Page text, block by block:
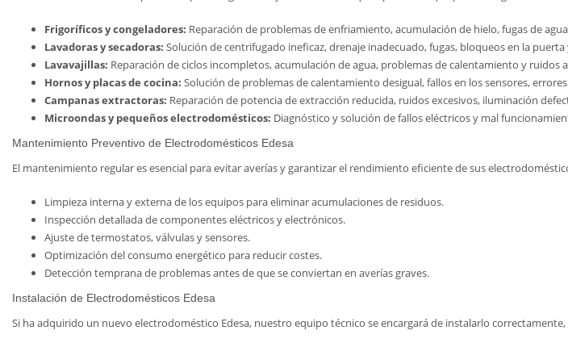
Frigoríficos y congeladores: Reparación de problemas de enfriamiento, acumulación de hielo, fugas de
Lavadoras y secadoras: Solución de centrifugado ineficaz, drenaje inadecuado, fugas, bloqueos en la
Lavavajillas: Reparación de ciclos incompletos, acumulación de agua, problemas de calentamiento y ruidos
Hornos y placas de cocina: Solución de problemas de calentamiento desigual, fallos en los sensores,
Campanas extractoras: Reparación de potencia de extracción reducida, ruidos excesivos, iluminación
Microondas y pequeños electrodomésticos: Diagnóstico y solución de fallos eléctricos y mal
Mantenimiento Preventivo de Electrodomésticos Edesa
El mantenimiento regular es esencial para evitar averías y garantizar el rendimiento eficiente de sus
Limpieza interna y externa de los equipos para eliminar acumulaciones de residuos.
Inspección detallada de componentes eléctricos y electrónicos.
Ajuste de termostatos, válvulas y sensores.
Optimización del consumo energético para reducir costes.
Detección temprana de problemas antes de que se conviertan en averías graves.
Instalación de Electrodomésticos Edesa
Si ha adquirido un nuevo electrodoméstico Edesa, nuestro equipo técnico se encargará de instalarlo